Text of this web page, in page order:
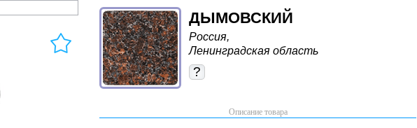
ДЫМОВСКИЙ
Россия,
Ленинградская область
?
Описание товара